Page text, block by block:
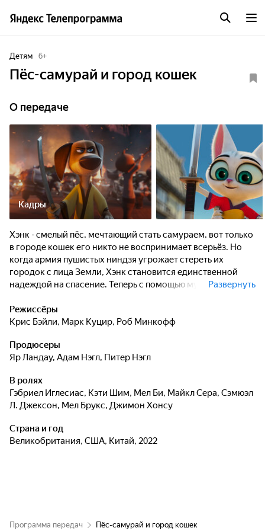
Детям 6+
Пёс-самурай и город кошек
О передаче
Кадры
Хэнк - смелый пёс, мечтающий стать самураем, вот только
в городе кошек его никто не воспринимает всерьёз. Но
когда армия пушистых ниндзя угрожает стереть их
городок с лица Земли, Хэнк становится единственной
надеждой на спасение. Теперь с помощью мудрого
овладеть навыками великого воина. Только так у него
появится шанс победить в эпической битве с
хвоста.
Развернуть
Режиссёры
Крис Бэйли, Марк Куцир, Роб Минкофф
Продюсеры
Яр Ландау, Адам Нэгл, Питер Нэгл
В ролях
Гэбриел Иглесиас, Кэти Шим, Мел Би, Майкл Сера, Сэмюэл
Л. Джексон, Мел Брукс, Джимон Хонсу
Страна и год
Великобритания, США, Китай, 2022
Программа передач Пёс-самурай и город кошек